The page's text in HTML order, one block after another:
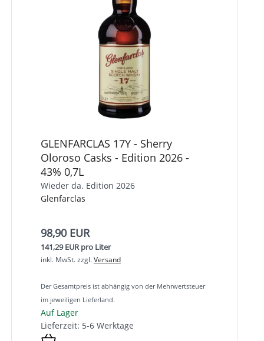
GLENFARCLAS 17Y - Sherry
Oloroso Casks - Edition 2026 -
43% 0,7L
Wieder da. Edition 2026
Glenfarclas
98,90 EUR
141,29 EUR pro Liter
inkl. MwSt.zzgl.Versand
Der Gesamtpreis ist abhängig von der Mehrwertsteuer
im jeweiligen Lieferland.
Auf Lager
Lieferzeit: 5-6 Werktage